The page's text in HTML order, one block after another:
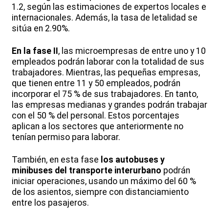
1.2, según las estimaciones de expertos locales e
internacionales. Además, la tasa de letalidad se
sitúa en 2.90%.
En la fase II , las microempresas de entre uno y 10
empleados podrán laborar con la totalidad de sus
trabajadores. Mientras, las pequeñas empresas,
que tienen entre 11 y 50 empleados, podrán
incorporar el 75 % de sus trabajadores. En tanto,
las empresas medianas y grandes podrán trabajar
con el 50 % del personal. Estos porcentajes
aplican a los sectores que anteriormente no
tenían permiso para laborar.
También, en esta fase los autobuses y
minibuses del transporte interurbano podrán
iniciar operaciones, usando un máximo del 60 %
de los asientos, siempre con distanciamiento
entre los pasajeros.